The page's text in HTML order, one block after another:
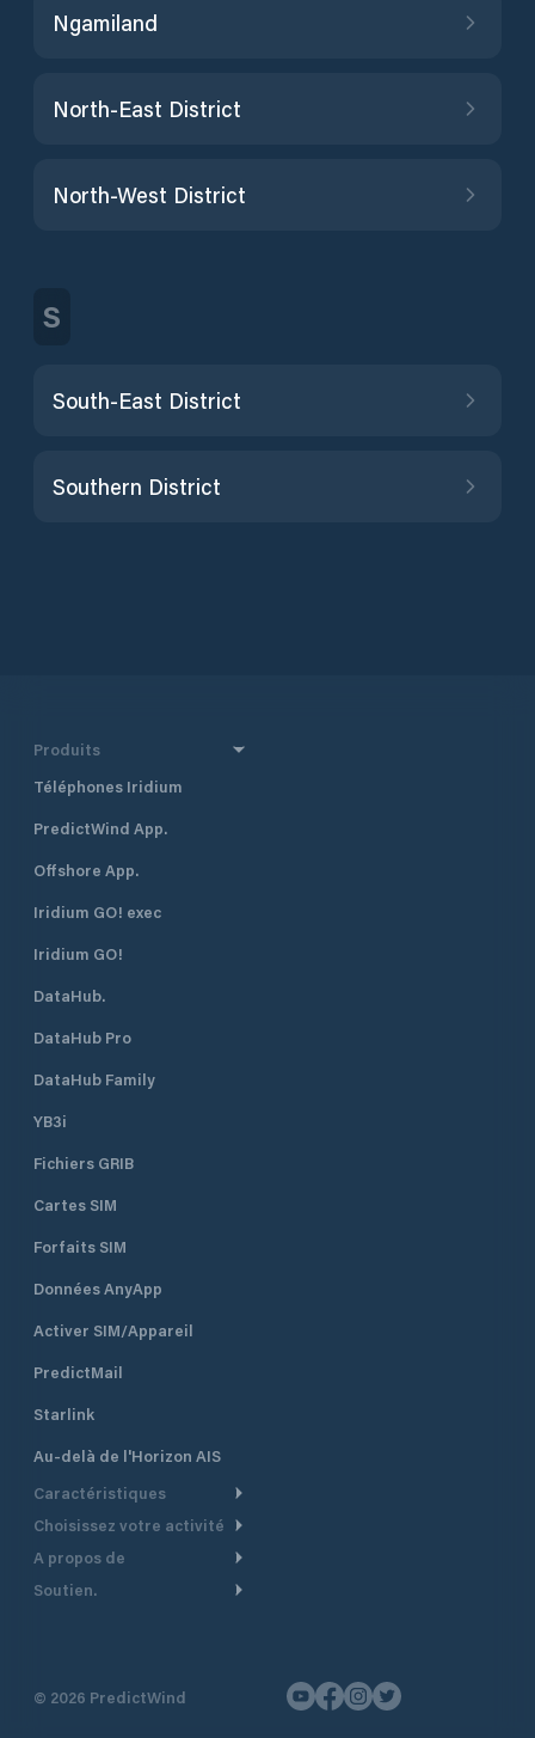
Ngamiland
North-East District
North-West District
S
South-East District
Southern District
Produits
Téléphones Iridium
PredictWind App.
Offshore App.
Iridium GO! exec
Iridium GO!
DataHub.
DataHub Pro
DataHub Family
YB3i
Fichiers GRIB
Cartes SIM
Forfaits SIM
Données AnyApp
Activer SIM/Appareil
PredictMail
Starlink
Au-delà de l'Horizon AIS
Caractéristiques
Routage Météo
Routage bateau à moteur
Suivi GPS
Choisissez votre activité
Croisière
A propos de
Aperçu
Soutien.
Nous contacter
© 2026 PredictWind